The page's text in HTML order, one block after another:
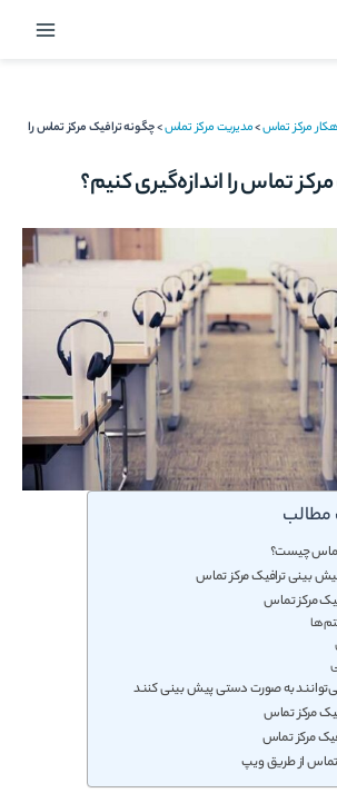
Main
مرکز تماس>مدیریت مرکز تماس>چگونه ترافیک مرکز تماس را
تماس را اندازه‌گیری کنیم؟
تماس چیست؟
بینی ترافیک مرکز تماس
مرکز تماس
به صورت دستی پیش بینی کنند
مرکز تماس
مرکز تماس
تماس از طریق ویپ